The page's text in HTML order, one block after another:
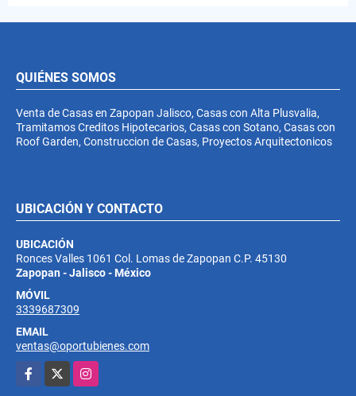
QUIÉNES SOMOS
Venta de Casas en Zapopan Jalisco, Casas con Alta Plusvalia,
Tramitamos Creditos Hipotecarios, Casas con Sotano, Casas con
Roof Garden, Construccion de Casas, Proyectos Arquitectonicos
UBICACIÓN Y CONTACTO
UBICACIÓN
Ronces Valles 1061 Col. Lomas de Zapopan C.P. 45130
Zapopan - Jalisco - México
MÓVIL
3339687309
EMAIL
ventas@oportubienes.com
Facebook
Instagram